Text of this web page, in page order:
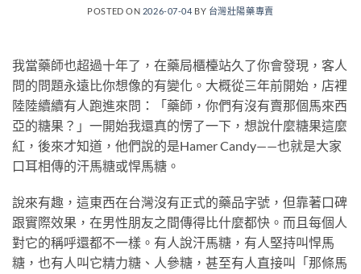
POSTED ON 2026-07-04 BY 台灣壯陽藥專賣
我當藥師也超過十年了，在藥局櫃檯站久了你會發現，客人
問的問題永遠比你想像的有變化。大概從三年前開始，店裡
陸陸續續有人跑進來問：「藥師，你們有沒有賣那個馬來西
亞的糖果？」一開始我還真的愣了一下，想說什麼糖果這麼
紅，後來才知道，他們說的是Hamer Candy——也就是大家
口耳相傳的汗馬糖或悍馬糖。
說來有趣，這東西在台灣沒有正式的藥品字號，但靠著口碑
跟實際效果，在男性朋友之間傳得比什麼都快。而且每個人
對它的稱呼還都不一樣。有人說汗馬糖，有人堅持叫悍馬
糖，也有人叫它精力糖、人參糖，甚至有人直接叫「那條馬